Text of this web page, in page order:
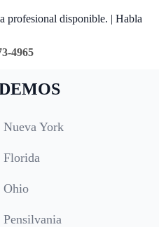
profesional disponible. | Habla
4965
Nueva York
Florida
Ohio
Pensilvania